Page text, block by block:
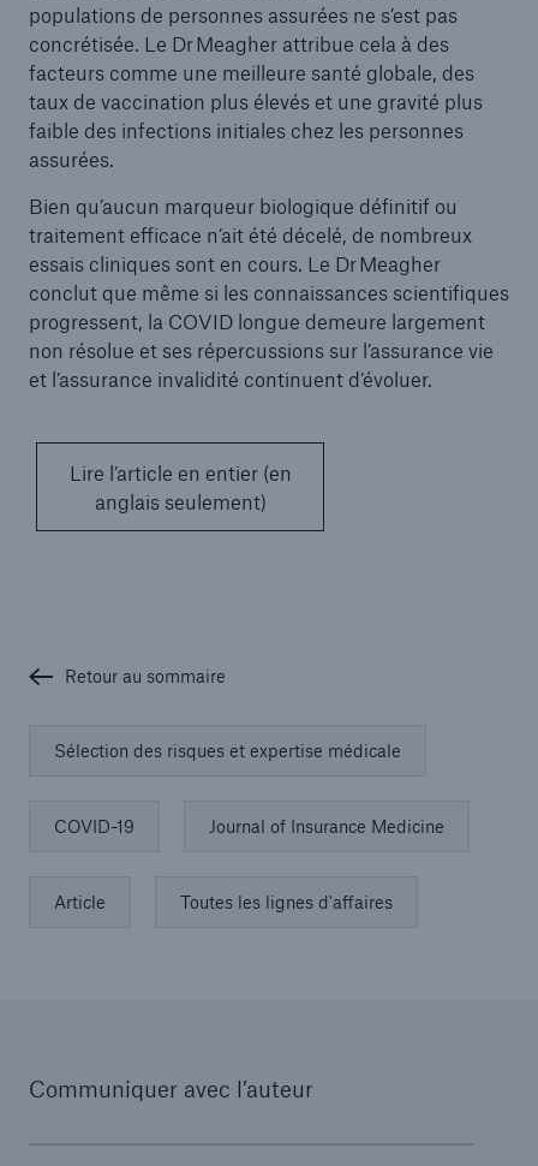
populations de personnes assurées ne s’est pas
concrétisée. Le Dr Meagher attribue cela à des
facteurs comme une meilleure santé globale, des
taux de vaccination plus élevés et une gravité plus
faible des infections initiales chez les personnes
assurées.
Bien qu’aucun marqueur biologique définitif ou
traitement efficace n’ait été décelé, de nombreux
essais cliniques sont en cours. Le Dr Meagher
conclut que même si les connaissances scientifiques
progressent, la COVID longue demeure largement
non résolue et ses répercussions sur l’assurance vie
et l’assurance invalidité continuent d’évoluer.
Lire l’article en entier (en
anglais seulement)
Retour au sommaire
Sélection des risques et expertise médicale
COVID-19 Journal of Insurance Medicine
Article Toutes les lignes d'affaires
Communiquer avec l’auteur